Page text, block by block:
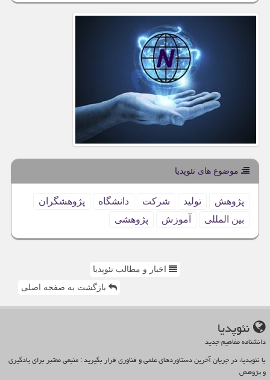
موضوع های نئوپدیا
پژوهش تولید شركت دانشگاه
پژوهشگران
بین المللی
آموزش پژوهشی
اخبار و مطالب نئوپدیا
بازگشت به صفحه اصلی
نئوپدیا
دانشنامه مفاهیم جدید
با نئوپدیا، در جریان آخرین دستاوردهای علمی و فناوری قرار بگیرید : منبعی معتبر برای یادگیری
و پژوهش